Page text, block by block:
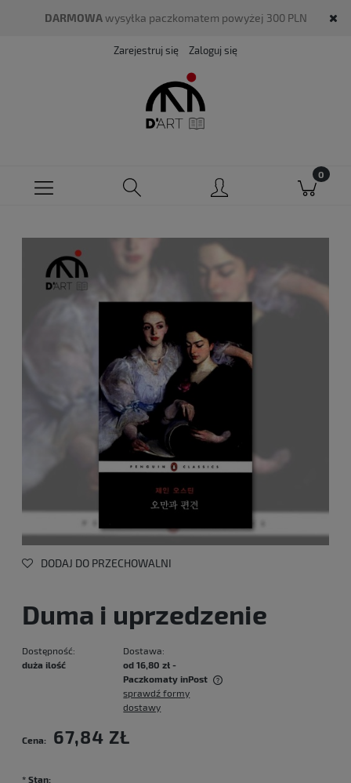
DARMOWAwysyłka paczkomatem powyżej 300 PLN
Zarejestruj się Zaloguj się
DODAJ DO PRZECHOWALNI
Duma i uprzedzenie
Dostępność:
duża ilość
Dostawa:
od 16,80 zł -
Paczkomaty inPost
Cena nie zawiera ewentualnych kosztów płatności
sprawdź formy
dostawy
Cena: 67,84 ZŁ
* Stan: